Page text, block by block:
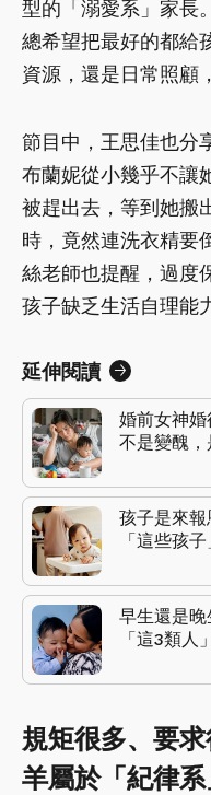
型的「溺愛系」家長
總希望把最好的都給
資源，還是日常照顧
節目中，王思佳也分
布蘭妮從小幾乎不讓
被趕出去，等到她搬
時，竟然連洗衣精要
絲老師也提醒，過度
孩子缺乏生活自理能
延伸閱讀
婚前女神婚
不是變醜，
孩子是來
「這些孩
早生還是晚
「這3類人
規矩很多、要
羊屬於「紀律系